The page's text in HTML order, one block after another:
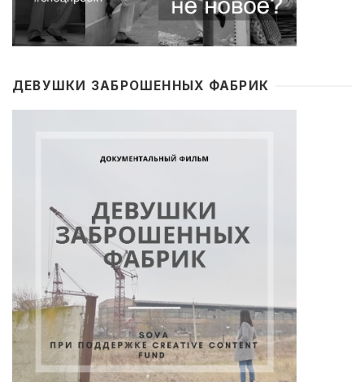
ДЕВУШКИ ЗАБРОШЕННЫХ ФАБРИК